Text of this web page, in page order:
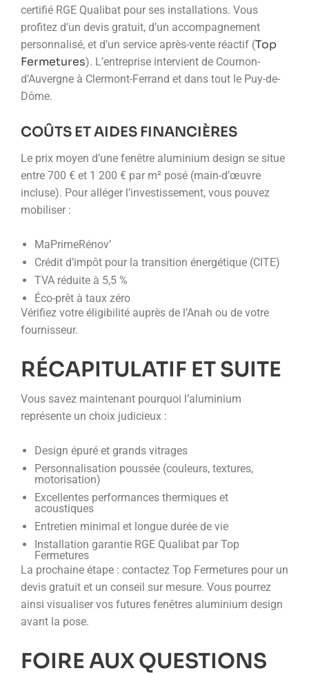
certifié RGE Qualibat pour ses installations. Vous
profitez d’un devis gratuit, d’un accompagnement
personnalisé, et d’un service après-vente réactif (Top
Fermetures). L’entreprise intervient de Cournon-
d’Auvergne à Clermont-Ferrand et dans tout le Puy-de-
Dôme.
COÛTS ET AIDES FINANCIÈRES
Le prix moyen d’une fenêtre aluminium design se situe
entre 700 € et 1 200 € par m² posé (main-d’œuvre
incluse). Pour alléger l’investissement, vous pouvez
mobiliser :
MaPrimeRénov’
Crédit d’impôt pour la transition énergétique (CITE)
TVA réduite à 5,5 %
Éco-prêt à taux zéro
Vérifiez votre éligibilité auprès de l’Anah ou de votre
fournisseur.
RÉCAPITULATIF ET SUITE
Vous savez maintenant pourquoi l’aluminium
représente un choix judicieux :
Design épuré et grands vitrages
Personnalisation poussée (couleurs, textures,
motorisation)
Excellentes performances thermiques et
acoustiques
Entretien minimal et longue durée de vie
Installation garantie RGE Qualibat par Top
Fermetures
La prochaine étape : contactez Top Fermetures pour un
devis gratuit et un conseil sur mesure. Vous pourrez
ainsi visualiser vos futures fenêtres aluminium design
avant la pose.
FOIRE AUX QUESTIONS